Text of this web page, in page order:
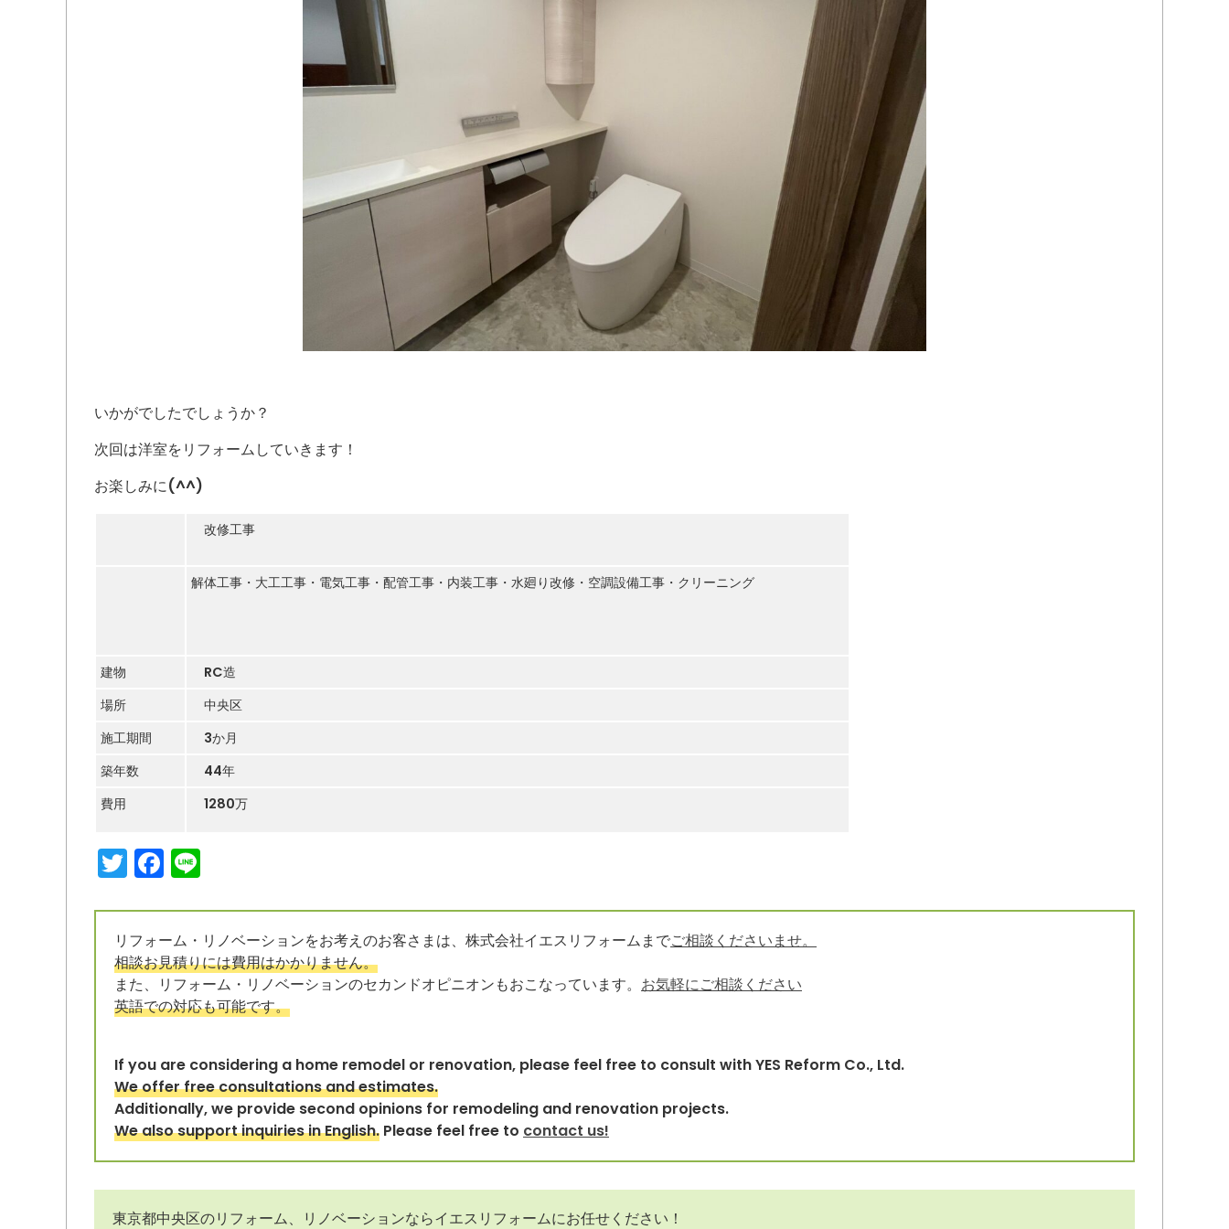
いかがでしたでしょうか？
次回は洋室をリフォームしていきます！
お楽しみに(^^)
改修工事
解体工事・大工工事・電気工事・配管工事・内装工事・水廻り改修・空調設備工事・クリーニング
建物
RC造
場所
中央区
施工期間
3か月
築年数
44年
費用
1280万
TwitterFacebook
リフォーム・リノベーションをお考えのお客さまは、株式会社イエスリフォームまでご相談くださいませ。
相談お見積りには費用はかかりません。
また、リフォーム・リノベーションのセカンドオピニオンもおこなっています。 お気軽にご相談ください
英語での対応も可能です。
If you are considering a home remodel or renovation, please feel free to consult with YES Reform Co., Ltd.
We offer free consultations and estimates.
Additionally, we provide second opinions for remodeling and renovation projects.
We also support inquiries in English. Please feel free to contact us!
東京都中央区のリフォーム、リノベーションならイエスリフォームにお任せください！